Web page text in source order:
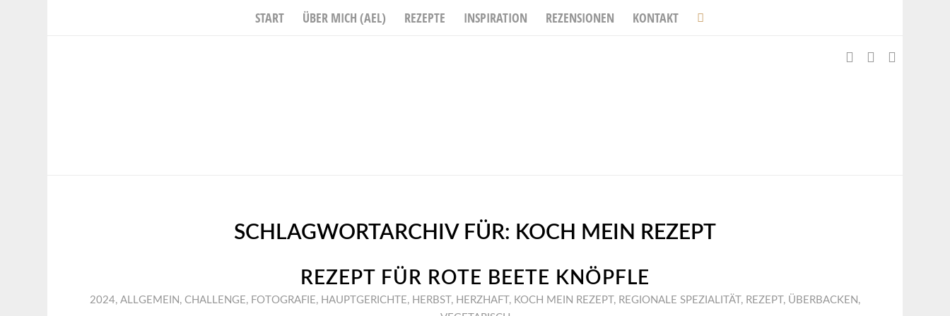
START ÜBER MICH (AEL) REZEPTE INSPIRATION REZENSIONEN KONTAKT
SCHLAGWORTARCHIV FÜR: KOCH MEIN REZEPT
REZEPT FÜR ROTE BEETE KNÖPFLE
2024, ALLGEMEIN , CHALLENGE, FOTOGRAFIE, HAUPTGERICHTE, HERBST , HERZHAFT , KOCH MEIN REZEPT , REGIONALE SPEZIALITÄT , REZEPT , ÜBERBACKEN ,